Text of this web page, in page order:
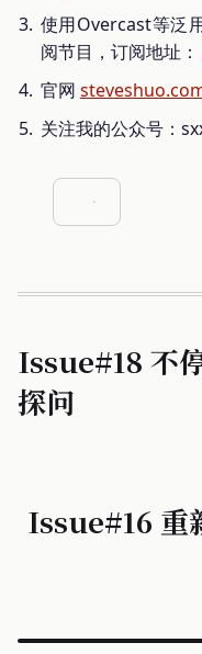
使用Overcast等泛
阅节目，订阅地址：
官网
关注我的公众号：
Issue#18 不
探问
Issue#16 重